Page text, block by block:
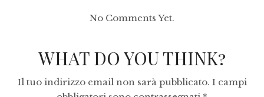
No Comments Yet.
WHAT DO YOU THINK?
Il tuo indirizzo email non sarà pubblicato. I campi